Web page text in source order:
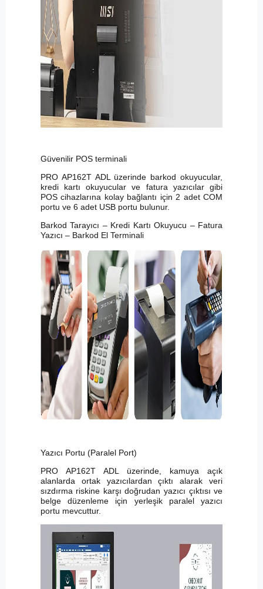
Güvenilir POS terminali
PRO AP162T ADL üzerinde barkod okuyucular,
kredi kartı okuyucular ve fatura yazıcılar gibi
POS cihazlarına kolay bağlantı için 2 adet COM
portu ve 6 adet USB portu bulunur.
Barkod Tarayıcı – Kredi Kartı Okuyucu – Fatura
Yazıcı – Barkod El Terminali
Yazıcı Portu (Paralel Port)
PRO AP162T ADL üzerinde, kamuya açık
alanlarda ortak yazıcılardan çıktı alarak veri
sızdırma riskine karşı doğrudan yazıcı çıktısı ve
belge düzenleme için yerleşik paralel yazıcı
portu mevcuttur.